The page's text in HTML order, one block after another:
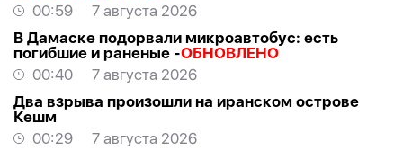
00:59
7 августа 2026
В Дамаске подорвали микроавтобус: есть
погибшие и раненые -ОБНОВЛЕНО
00:40
7 августа 2026
Два взрыва произошли на иранском острове
Кешм
00:29
7 августа 2026